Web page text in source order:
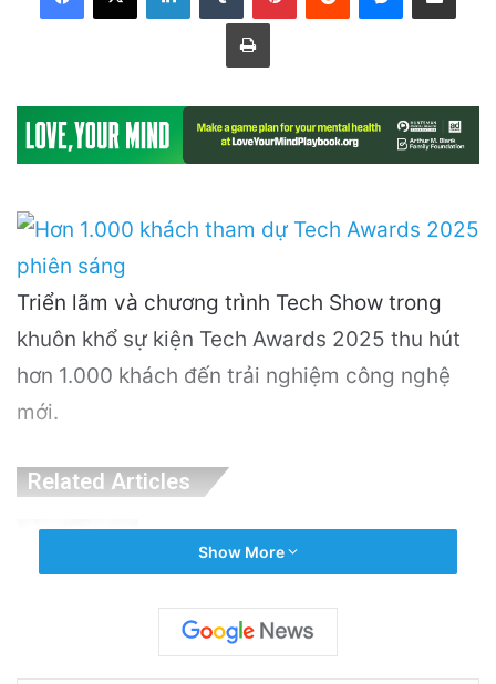
Print
Triển lãm và chương trình Tech Show trong
khuôn khổ sự kiện Tech Awards 2025 thu hút
hơn 1.000 khách đến trải nghiệm công nghệ
mới.
Related Articles
Phóng: Hé Lộ Từ Blue Origin
4 hours ago
PGS.TS Hà Đình Đức: Di sản và Hành trình
Show More